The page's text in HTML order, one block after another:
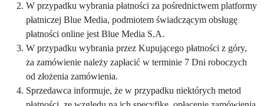
W przypadku wybrania płatności za pośrednictwem platformy
płatniczej Blue Media, podmiotem świadczącym obsługę
płatności online jest Blue Media S.A.
W przypadku wybrania przez Kupującego płatności z góry,
za zamówienie należy zapłacić w terminie 7 Dni roboczych
od złożenia zamówienia.
Sprzedawca informuje, że w przypadku niektórych metod